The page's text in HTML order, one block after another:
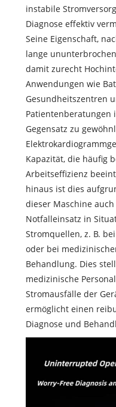
instabile
Diagnose effektiv
Seine Eigenschaft,
lange
damit zurecht
Anwendungen wie
Gesundheitszentren
Patientenberatungen
Gegensatz zu
Kapazität, die häufig
Arbeitseffizienz
hinaus ist dies
dieser Maschine
Notfalleinsatz in
Stromquellen, z. B.
oder bei
Behandlung. Dies
medizinische
Stromausfälle der
ermöglicht einen
Diagnose und